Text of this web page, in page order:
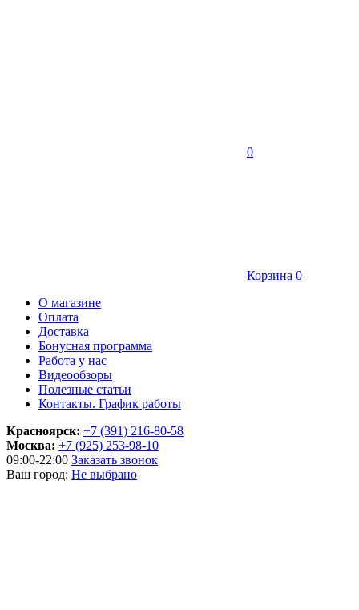
0
Корзина 0
О магазине
Оплата
Доставка
Бонусная программа
Работа у нас
Видеообзоры
Полезные статьи
Контакты. График работы
Красноярск: +7 (391) 216-80-58
Москва: +7 (925) 253-98-10
09:00-22:00 Заказать звонок
Ваш город: Не выбрано